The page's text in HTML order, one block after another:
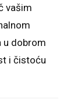
vašim
u dobrom
i čistoću